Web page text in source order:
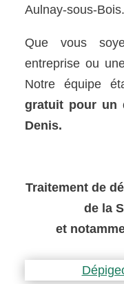
Aulnay-sous-Bois.
Que vous
entreprise ou
Notre équipe
gratuit pour un
Denis.
Traitement de
de la
et